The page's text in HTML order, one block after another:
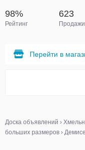
98%
Рейтинг
623
Продажи
Перейти в
Доска объявлений ›
больших размеров ›